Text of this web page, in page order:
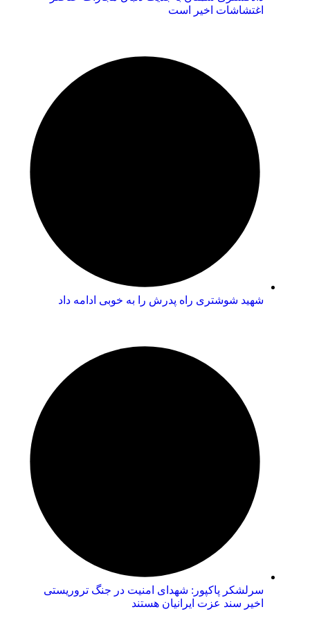
اغتشاشات اخیر است
شهید شوشتری راه پدرش را به خوبی ادامه داد
سرلشکر پاکپور: شهدای امنیت در جنگ تروریستی
اخیر سند عزت ایرانیان هستند